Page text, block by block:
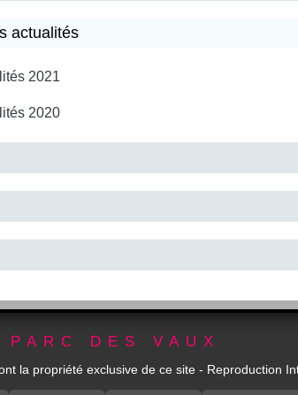
actualités
2021
2020
PARC DES VAUX
la propriété exclusive de ce site - Reproduction